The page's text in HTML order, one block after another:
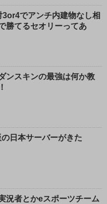
3or4でアンチ内建物なし相
勝てるセオリーってあ
ンスキンの最強は何か教
日本サーバーがきた
況者とかeスポーツチーム